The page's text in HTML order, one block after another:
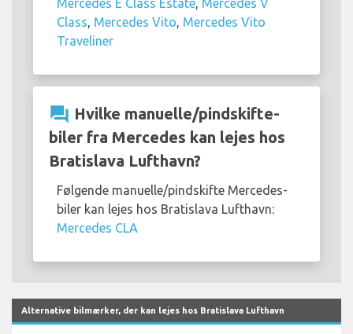
Class Mercedes Vito Mercedes Vito
Traveliner
question_answer Hvilke manuelle/pindskifte-
biler fra Mercedes kan lejes hos
Bratislava Lufthavn?
Følgende manuelle/pindskifte Mercedes-
biler kan lejes hos Bratislava Lufthavn:
Mercedes CLA
Alternative bilmærker, der kan lejes hos Bratislava Lufthavn